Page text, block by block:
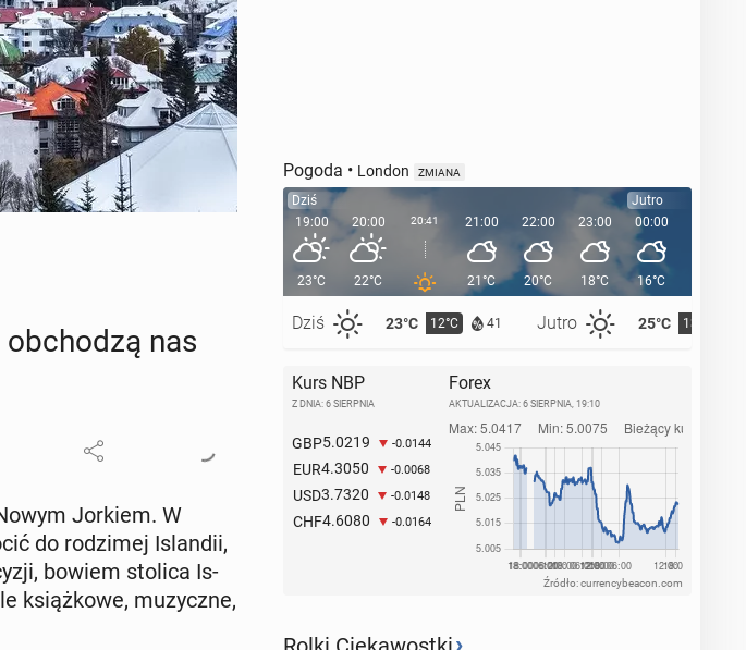
ob­cho­dzą nas
Jorkiem. W
do ro­dzi­mej Is­lan­dii,
bowiem stolica Is­
książ­ko­we, mu­zycz­ne,
Pogoda • London ZMIANA
Dziś
19:00
23°C
Dziś 23°C 12°C 41 Jutro 25°C 13°C
20:00
22°C
20:41 21:00
21°C
22:00
20°C
23:00
18°C
Jutro
00:00
16°C
Kurs NBP
Z DNIA: 6 SIERPNIA
GBP5.0219 -0.0144
EUR4.3050 -0.0068
USD3.7320 -0.0148
CHF4.6080 -0.0164
Forex
AKTUALIZACJA: 6 SIERPNIA, 19:10
Źródło: currencybeacon.com